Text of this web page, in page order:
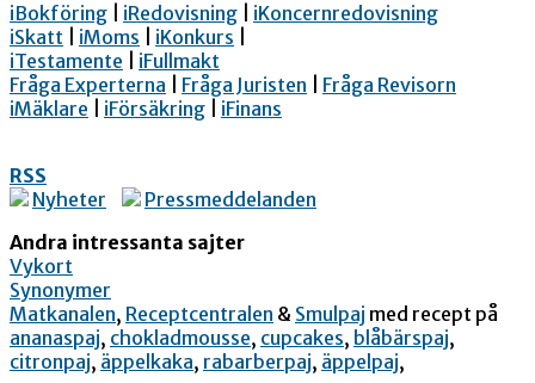
iBokföring
iRedovisning
iKoncernredovisning
iSkatt
iMoms iKonkurs
iTestamente
iFullmakt
Fråga Experterna
Fråga Juristen
Fråga Revisorn
iMäklare
iFörsäkring iFinans
RSS
Nyheter
Pressmeddelanden
Andra intressanta sajter
Vykort
Synonymer
Matkanalen, Receptcentralen & Smulpaj med recept på
ananaspaj, chokladmousse, cupcakes, blåbärspaj,
citronpaj, äppelkaka, rabarberpaj, äppelpaj,